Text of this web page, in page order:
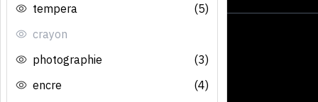
tempera
(5)
crayon
photographie
(3)
encre
(4)